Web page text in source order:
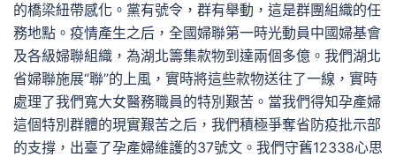
的橋梁紐帶感化。黨有號令，群有舉動，這是群團組織的任
務地點。疫情產生之后，全國婦聯第一時光動員中國婦基會
及各級婦聯組織，為湖北籌集款物到達兩個多億。我們湖北
省婦聯施展“聯”的上風，實時將這些款物送往了一線，實時
處理了我們寬大女醫務職員的特別艱苦。當我們得知孕產婦
這個特別群體的現實艱苦之后，我們積極爭奪省防疫批示部
的支撐，出臺了孕產婦維護的37號文。我們守舊12338心思